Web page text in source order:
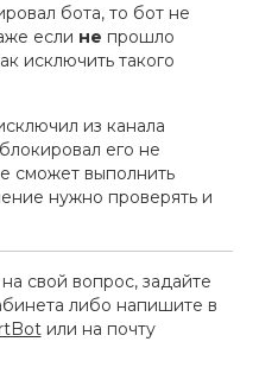
бота, то бот не
если не прошло
исключить такого
из канала
его не
сможет выполнить
нужно проверять и
свой вопрос, задайте
либо напишите в
или на почту